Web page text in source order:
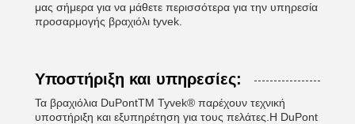
μας σήμερα για να μάθετε περισσότερα για την υπηρεσία
προσαρμογής βραχιόλι tyvek.
Υποστήριξη και υπηρεσίες:
Τα βραχιόλια DuPontTM Tyvek® παρέχουν τεχνική
υποστήριξη και εξυπηρέτηση για τους πελάτες.Η DuPont